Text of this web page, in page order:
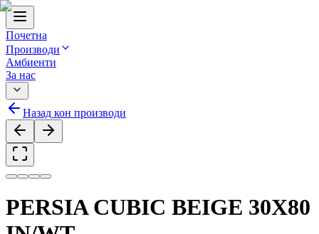
Почетна
Производи
Амбиенти
За нас
Назад кон производи
PERSIA CUBIC BEIGE 30X80